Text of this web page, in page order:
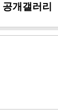
공개갤러리